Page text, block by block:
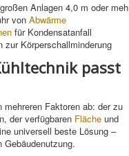
Anlagen 4,0 m oder
von Abwärme
für Kondensatanfall
zur Körperschallminderung
passt
Faktoren ab: der zu
der verfügbaren Fläche und
universell beste Lösung –